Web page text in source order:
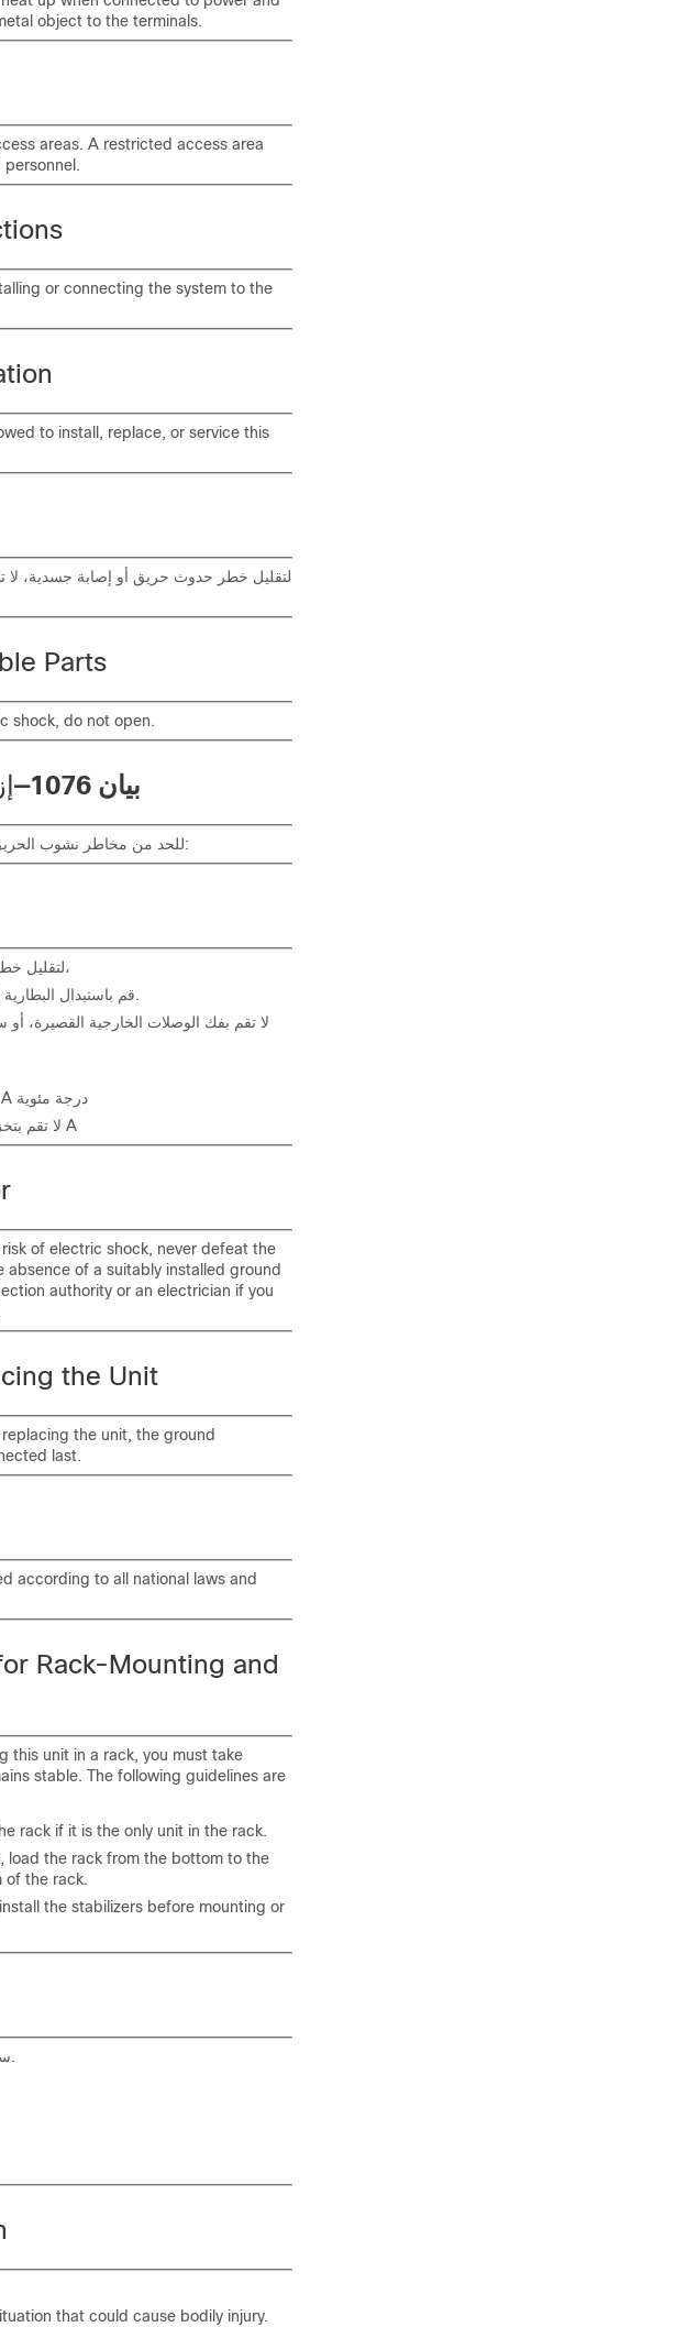
object to the terminals.
areas. A restricted access area
or connecting the system to the
to install, replace, or service this
لتقليل خطر حدوث حريق أو إصابة جسدية، لا
Parts
shock, do not open.
بيان 1076—
للحد من مخاطر نشوب الحريق، قم بإخلاء المجال حول فتحات التهوية حتى تصبح على الأقل:
لتقليل خطر حدوث حريق أو انفجار أو تسرب سائل أو غاز قابل للاشتعال،
• قم باستبدال البطارية بالنوع ذاته أو النوع المكافئ الموصى به من الشركة المصنعة.
20 A درجة مئوية
• لا تقم 20 A
of electric shock, never defeat the
of a suitably installed ground
authority or an electrician if you
the Unit
the unit, the ground
last.
according to all national laws and
Rack-Mounting and
this unit in a rack, you must take
stable. The following guidelines are
rack if it is the only unit in the rack.
load the rack from the bottom to the
of the rack.
the stabilizers before mounting or
سطح ساخن. توخَ الحذر عند العمل بالقرب من الأسطح الساخنة.
that could cause bodily injury.